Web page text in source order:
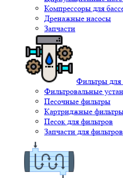
Компрессоры для
Дренажные насосы
Запчасти
Фильтры для
Фильтровальные
Песочные фильтры
Картриджные
Песок для фильтров
Запчасти для